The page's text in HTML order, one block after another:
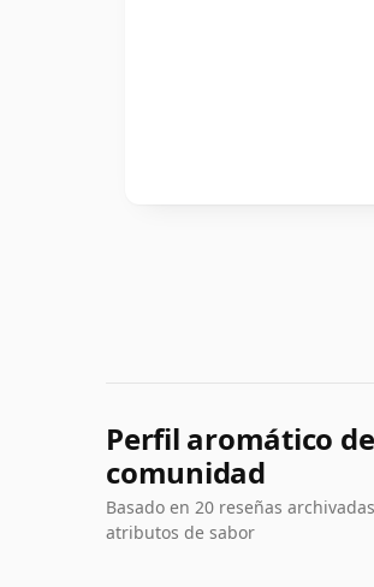
Perfil aromático
comunidad
Basado en 20 reseñas
atributos de sabor